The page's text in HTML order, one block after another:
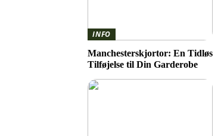
INFO
Manchesterskjortor: En Tidløs
Tilføjelse til Din Garderobe